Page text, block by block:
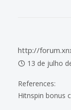
http://
13 de julho
References:
Hitnspin bonus